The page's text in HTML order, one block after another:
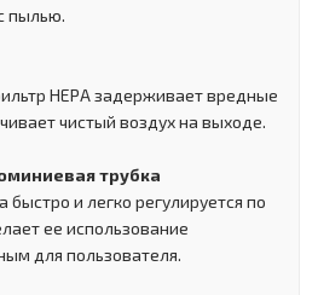
пылью.
HEPA задерживает вредные
чистый воздух на выходе.
трубка
быстро и легко регулируется по
ее использование
для пользователя.